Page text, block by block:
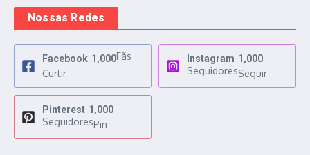
Nossas Redes
Facebook 1,000Fãs
Curtir
Instagram 1,000
SeguidoresSeguir
Pinterest 1,000
SeguidoresPin